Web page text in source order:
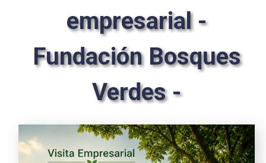
empresarial -
Fundación Bosques
Verdes -